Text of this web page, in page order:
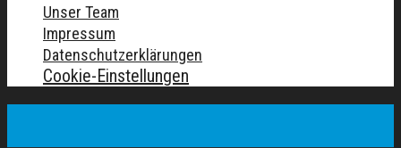
Unser Team
Impressum
Datenschutzerklärungen
Cookie-Einstellungen